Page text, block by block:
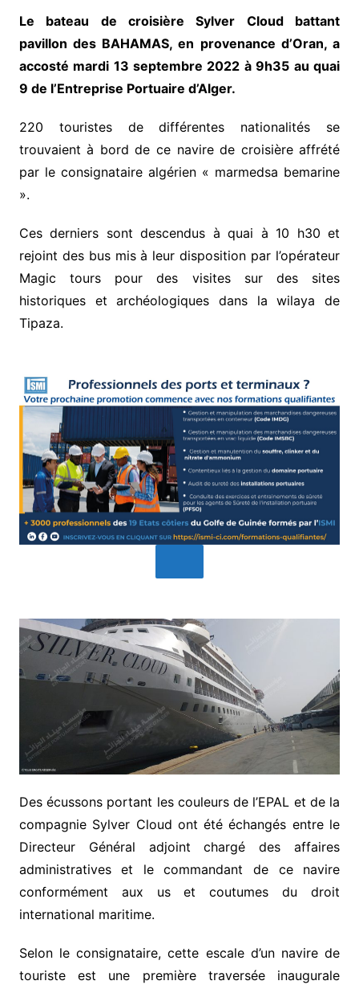
Le bateau de croisière Sylver Cloud battant
pavillon des BAHAMAS, en provenance d’Oran, a
accosté mardi 13 septembre 2022 à 9h35 au quai
9 de l’Entreprise Portuaire d’Alger.
220 touristes de différentes nationalités se
trouvaient à bord de ce navire de croisière affrété
par le consignataire algérien « marmedsa bemarine
».
Ces derniers sont descendus à quai à 10 h30 et
rejoint des bus mis à leur disposition par l’opérateur
Magic tours pour des visites sur des sites
historiques et archéologiques dans la wilaya de
Tipaza.
Des écussons portant les couleurs de l’EPAL et de la
compagnie Sylver Cloud ont été échangés entre le
Directeur Général adjoint chargé des affaires
administratives et le commandant de ce navire
conformément aux us et coutumes du droit
international maritime.
Selon le consignataire, cette escale d’un navire de
touriste est une première traversée inaugurale